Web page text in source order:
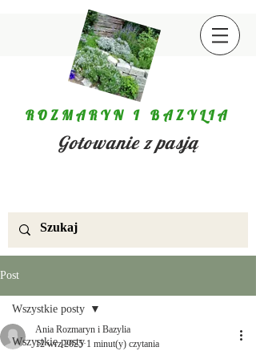
ROZMARYN I BAZYLIA
Gotowanie z pasją
Post
Wszystkie posty
Wszystkie posty
Ania Rozmaryn i Bazylia
12 wrz 2025 1 minut(y) czytania